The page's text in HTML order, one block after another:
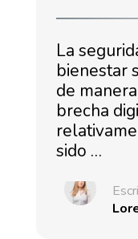
La
bienestar
de
brecha
sido …